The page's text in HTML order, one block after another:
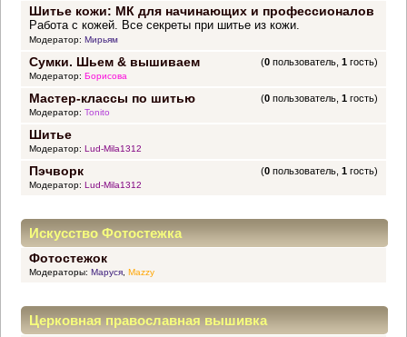
Шитье кожи: МК для начинающих и профессионалов
Работа с кожей. Все секреты при шитье из кожи.
Модератор: Мирьям
Сумки. Шьем & вышиваем (0 пользователь,1 гость)
Модератор: Борисова
Мастер-классы по шитью (0 пользователь,1 гость)
Модератор: Tonito
Шитье
Модератор: Lud-Mila1312
Пэчворк (0 пользователь,1 гость)
Модератор: Lud-Mila1312
Искусство Фотостежка
Фотостежок
Модераторы: Маруся, Mazzy
Церковная православная вышивка